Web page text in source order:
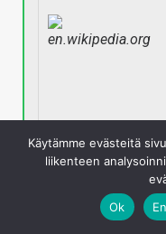
Napsauta
Käytämme evästeitä
liikenteen
Ok